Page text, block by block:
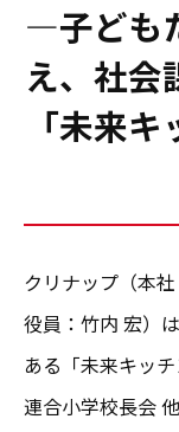
―子ども
え、社
「未来
クリナップ（本
役員：竹内 宏）
ある「未来キッ
連合小学校長会